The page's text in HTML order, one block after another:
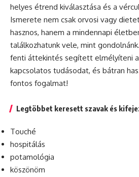
helyes étrend kiválasztása és a
Ismerete nem csak orvosi vagy
hasznos, hanem a mindennapi
találkozhatunk vele, mint
fenti áttekintés segített elmélyíteni
kapcsolatos tudásodat, és bátran
fontos fogalmat!
Legtöbbet keresett szavak és
Touché
hospitálás
potamológia
köszönöm